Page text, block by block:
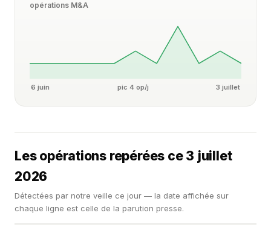
opérations M&A
6 juin pic 4 op/j 3 juillet
Les opérations repérées ce 3 juillet
2026
Détectées par notre veille ce jour — la date affichée sur
chaque ligne est celle de la parution presse.